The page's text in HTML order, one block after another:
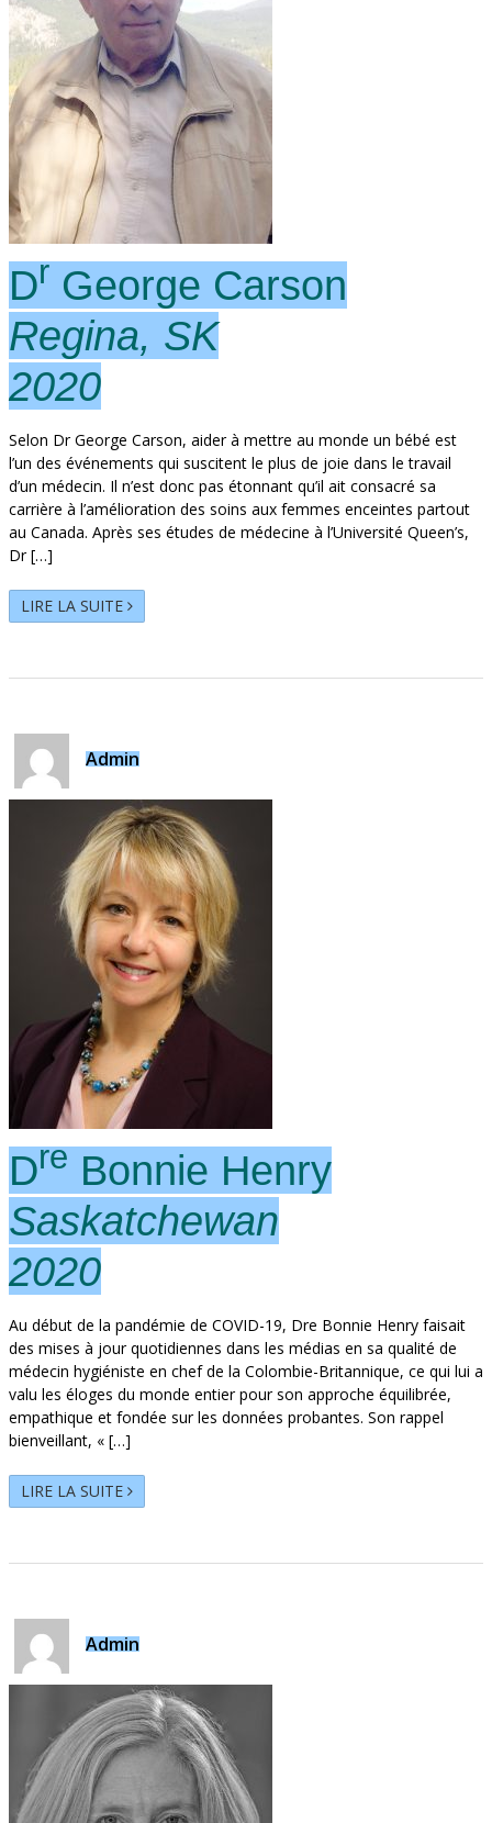
Dr George Carson
Regina, SK
2020
Selon Dr George Carson, aider à mettre au monde un bébé est
l’un des événements qui suscitent le plus de joie dans le travail
d’un médecin. Il n’est donc pas étonnant qu’il ait consacré sa
carrière à l’amélioration des soins aux femmes enceintes partout
au Canada. Après ses études de médecine à l’Université Queen’s,
Dr […]
LIRE LA SUITE
Admin
Dre Bonnie Henry
Saskatchewan
2020
Au début de la pandémie de COVID-19, Dre Bonnie Henry faisait
des mises à jour quotidiennes dans les médias en sa qualité de
médecin hygiéniste en chef de la Colombie-Britannique, ce qui lui a
valu les éloges du monde entier pour son approche équilibrée,
empathique et fondée sur les données probantes. Son rappel
bienveillant, « […]
LIRE LA SUITE
Admin